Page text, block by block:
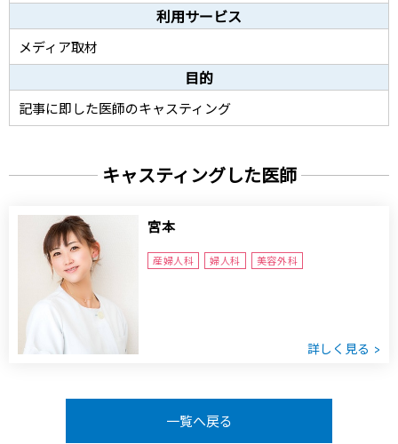
利用サービス
メディア取材
目的
記事に即した医師のキャスティング
キャスティングした医師
宮本
産婦人科 婦人科 美容外科
詳しく見る
一覧へ戻る